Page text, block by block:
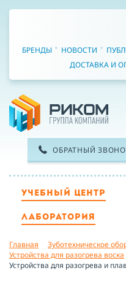
БРЕНДЫ НОВОСТИ
ДОСТАВКА И
ОБРАТНЫЙ
ИМЯ
УЧЕБНЫЙ ЦЕНТР
ЛАБОРАТОРИЯ
Главная
Зуботехническое
Устройства для разогрева воска
Устройства для разогрева и